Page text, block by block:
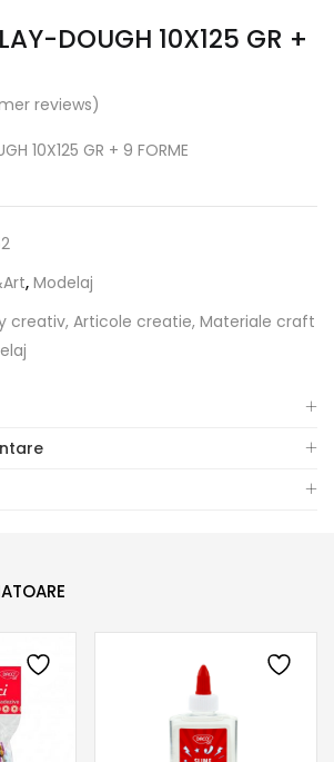
DOUGH 10X125 GR +
reviews)
10X125 GR + 9 FORME
, Modelaj
creativ, Articole creatie, Materiale craft